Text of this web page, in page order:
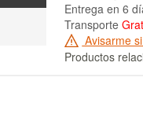
Entrega en 6
Transporte
Avisarme
Productos